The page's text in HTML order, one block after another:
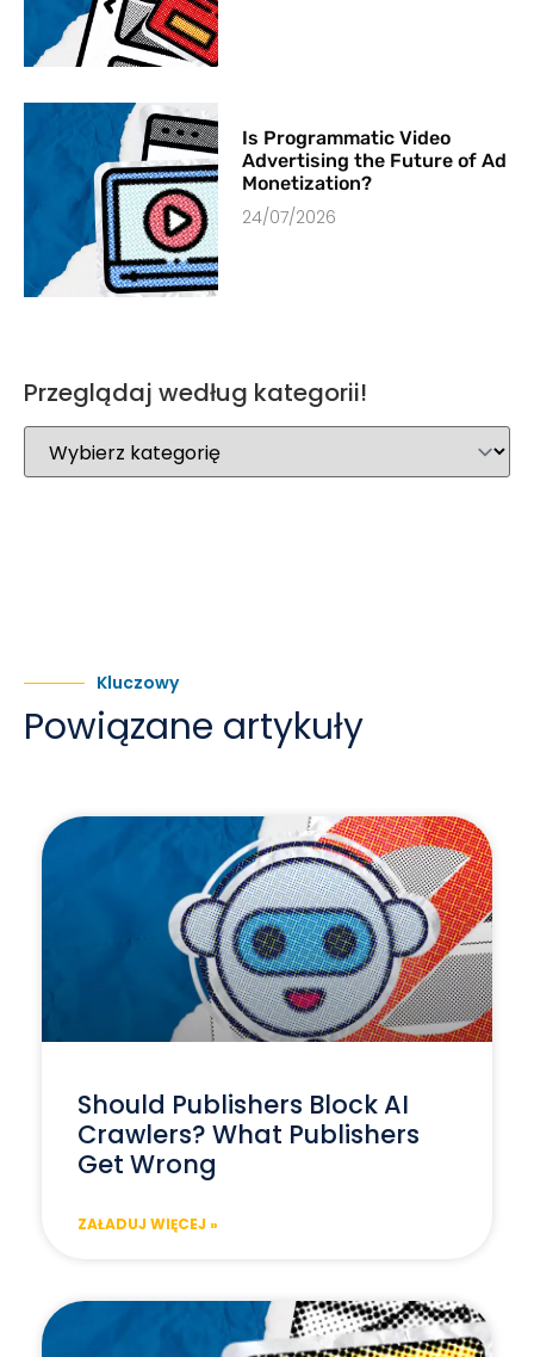
Is Programmatic Video
Advertising the Future of Ad
Monetization?
24/07/2026
Przeglądaj według kategorii!
Kluczowy
Powiązane artykuły
Should Publishers Block AI
Crawlers? What Publishers
Get Wrong
ZAŁADUJ WIĘCEJ »